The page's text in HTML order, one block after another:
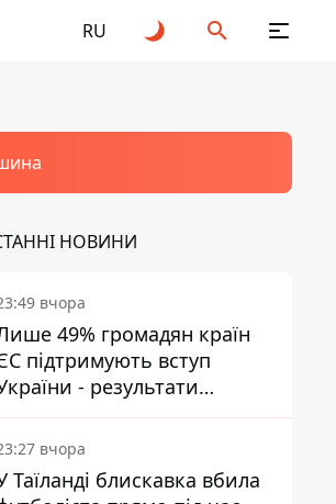
RU
НОВИНИ
вчора
49% громадян країн
підтримують вступ
- результати
вчора
Таїланді блискавка вбила